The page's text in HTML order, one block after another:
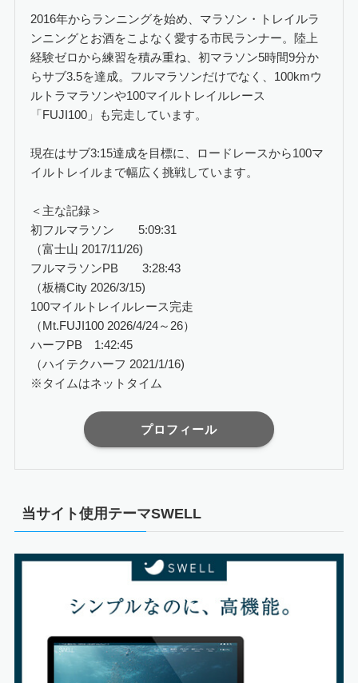
2016年からランニングを始め、マラソン・トレイルラ
ンニングとお酒をこよなく愛する市民ランナー。陸上
経験ゼロから練習を積み重ね、初マラソン5時間9分か
らサブ3.5を達成。フルマラソンだけでなく、100kmウ
ルトラマラソンや100マイルトレイルレース
「FUJI100」も完走しています。
現在はサブ3:15達成を目標に、ロードレースから100マ
イルトレイルまで幅広く挑戦しています。
＜主な記録＞
初フルマラソン 5:09:31
（富士山 2017/11/26)
フルマラソンPB 3:28:43
（板橋City 2026/3/15)
100マイルトレイルレース完走
（Mt.FUJI100 2026/4/24～26）
ハーフPB 1:42:45
（ハイテクハーフ 2021/1/16)
※タイムはネットタイム
プロフィール
当サイト使用テーマSWELL